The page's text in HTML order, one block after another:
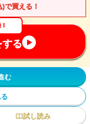
)で買える！
る
む
試し読み